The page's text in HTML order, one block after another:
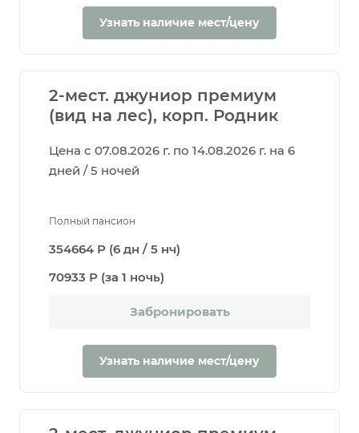
Узнать наличие мест/цену
2-мест. джуниор премиум
(вид на лес), корп. Родник
Цена с 07.08.2026 г. по 14.08.2026 г. на 6
дней / 5 ночей
Полный пансион
354664 Р (6 дн / 5 нч)
70933 Р (за 1 ночь)
Забронировать
Узнать наличие мест/цену